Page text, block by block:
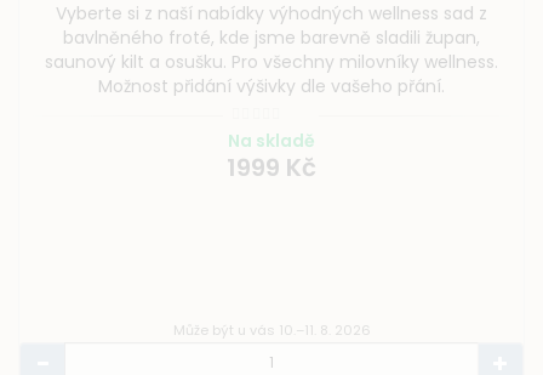
Vyberte si z naší nabídky výhodných wellness sad z
bavlněného froté, kde jsme barevně sladili župan,
saunový kilt a osušku. Pro všechny milovníky wellness.
Možnost přidání výšivky dle vašeho přání.
Na skladě
1999 Kč
Může být u vás 10.–11. 8. 2026